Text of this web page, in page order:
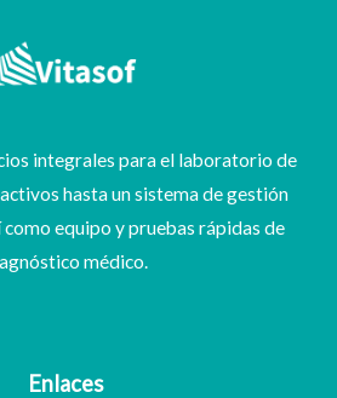
integrales para el laboratorio de
hasta un sistema de gestión
equipo y pruebas rápidas de
médico.
Enlaces